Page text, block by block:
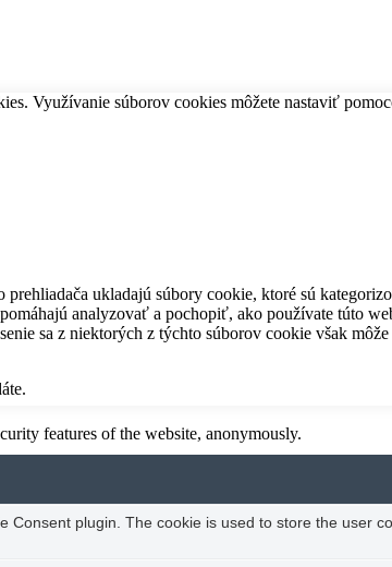
Využívanie súborov cookies môžete nastaviť
ukladajú súbory cookie, ktoré sú
analyzovať a pochopiť, ako používate túto
sa z niektorých z týchto súborov cookie však
features of the website, anonymously.
Consent plugin. The cookie is used to store the user